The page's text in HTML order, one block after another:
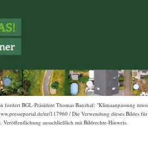
BGL-Präsident Thomas Banzhaf: "Klimaanpassung
nr/117960 / Die Verwendung dieses Bildes
Veröffentlichung ausschließlich mit Bildrechte-Hinweis.